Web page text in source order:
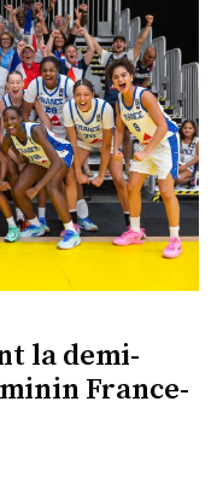
la demi-
France-